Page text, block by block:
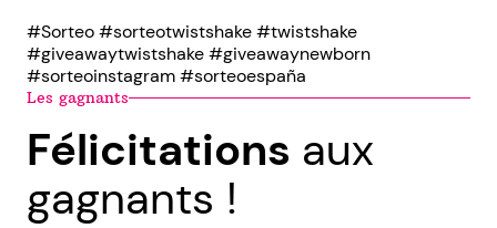
#Sorteo #sorteotwistshake #twistshake
#giveawaytwistshake #giveawaynewborn
#sorteoinstagram #sorteoespaña
Les gagnants
Félicitations aux
gagnants !